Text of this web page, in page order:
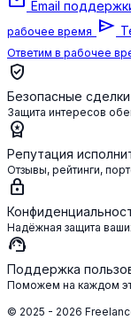
Email
рабочее время send
Ответим в рабочее
verified_user
Безопасные сделки
Защита интересов
workspace_premium
Репутация
Отзывы, рейтинги,
lock
Надёжная защита
support_agent
Поддержка
Поможем на каждом
© 2025 - 2026